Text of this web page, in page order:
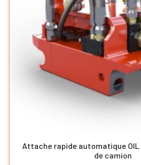
Attache rapide automatique OIL
de camion